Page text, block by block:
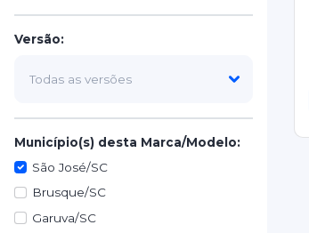
Versão:
Município(s) desta Marca/Modelo:
São José/SC
Brusque/SC
Garuva/SC